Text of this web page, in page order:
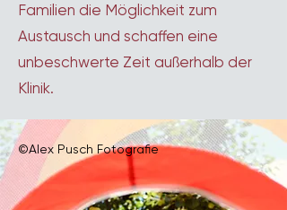
Familien die Möglichkeit zum
Austausch und schaffen eine
unbeschwerte Zeit außerhalb der
Klinik. ​
©Alex Pusch Fotografie